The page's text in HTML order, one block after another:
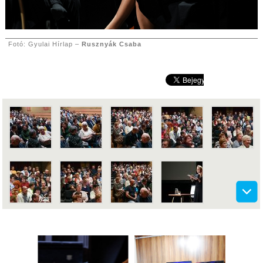
Fotó: Gyulai Hírlap – Rusznyák Csaba